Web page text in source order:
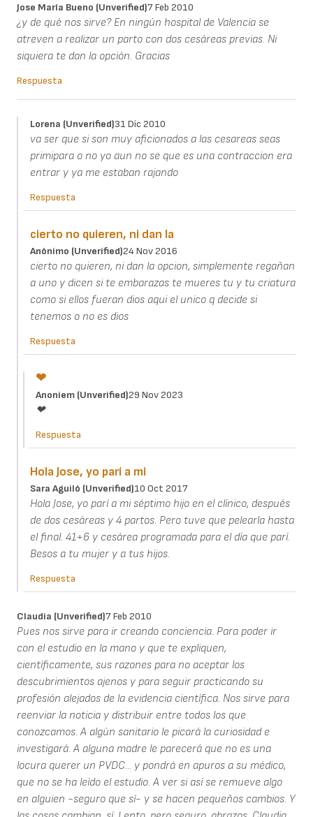
Jose María Bueno (unverified)7 Feb 2010
¿y de qué nos sirve? En ningún hospital de Valencia se
atreven a realizar un parto con dos cesáreas previas. Ni
siquiera te dan la opción. Gracias
Respuesta
Lorena (unverified)31 Dic 2010
va ser que si son muy aficionados a las cesareas seas
primipara o no yo aun no se que es una contraccion era
entrar y ya me estaban rajando
Respuesta
cierto no quieren, ni dan la
Anónimo (unverified)24 Nov 2016
cierto no quieren, ni dan la opcion, simplemente regañan
a uno y dicen si te embarazas te mueres tu y tu criatura
como si ellos fueran dios aqui el unico q decide si
tenemos o no es dios
Respuesta
❤
Anoniem (unverified)29 Nov 2023
❤
Respuesta
Hola Jose, yo parí a mi
Sara Aguiló (unverified)10 Oct 2017
Hola Jose, yo parí a mi séptimo hijo en el clínico, después
de dos cesáreas y 4 partos. Pero tuve que pelearla hasta
el final. 41+6 y cesárea programada para el día que parí.
Besos a tu mujer y a tus hijos.
Respuesta
Claudia (unverified)7 Feb 2010
Pues nos sirve para ir creando conciencia. Para poder ir
con el estudio en la mano y que te expliquen,
científicamente, sus razones para no aceptar los
descubrimientos ajenos y para seguir practicando su
profesión alejados de la evidencia científica. Nos sirve para
reenviar la noticia y distribuir entre todos los que
conozcamos. A algún sanitario le picará la curiosidad e
investigará. A alguna madre le parecerá que no es una
locura querer un PVDC... y pondrá en apuros a su médico,
que no se ha leído el estudio. A ver si así se remueve algo
en alguien -seguro que sí- y se hacen pequeños cambios. Y